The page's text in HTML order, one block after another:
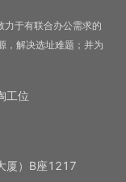
于有联合办公需求的
，解决选址难题；并为
工位
厦）B座1217